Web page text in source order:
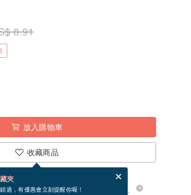
8.91
放入購物車
收藏商品
夾
過，有優惠會立刻提醒你喔！
完成後填寫
內出貨。現在下單預估 8/15~8/18 到貨。